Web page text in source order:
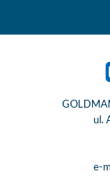
ul.
e-